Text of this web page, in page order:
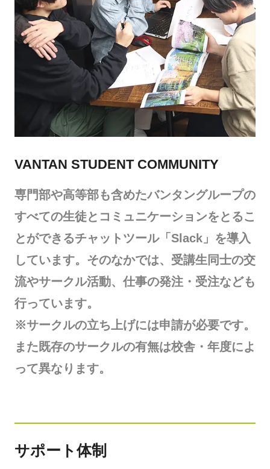
VANTAN STUDENT COMMUNITY
専門部や高等部も含めたバンタングループの
すべての生徒とコミュニケーションをとるこ
とができるチャットツール「Slack」を導入
しています。そのなかでは、受講生同士の交
流やサークル活動、仕事の発注・受注なども
行っています。
※サークルの立ち上げには申請が必要です。
また既存のサークルの有無は校舎・年度によ
って異なります。
サポート体制